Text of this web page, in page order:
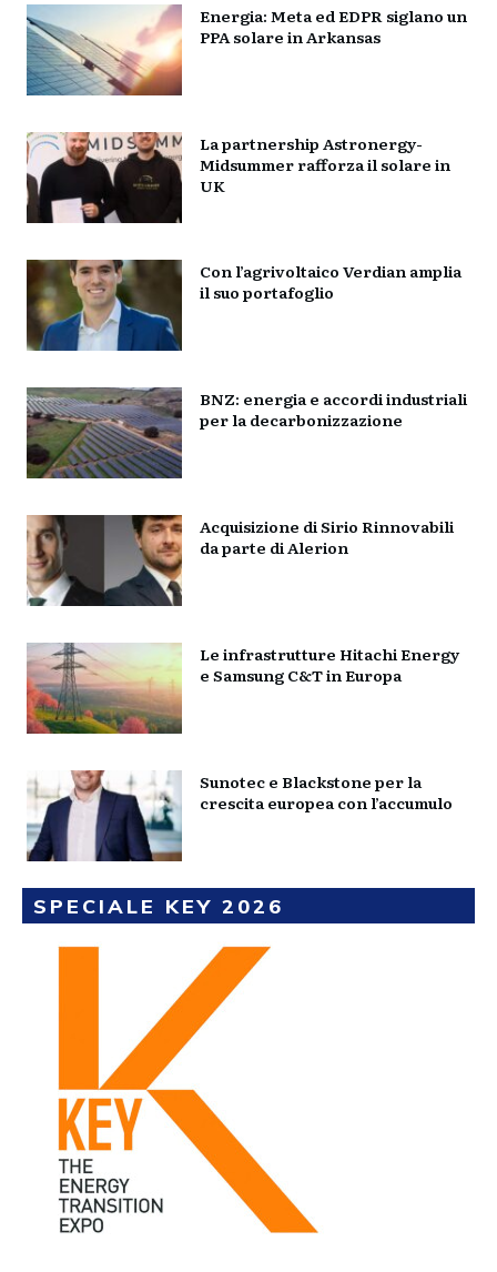
Energia: Meta ed EDPR siglano un
PPA solare in Arkansas
La partnership Astronergy-
Midsummer rafforza il solare in
UK
Con l’agrivoltaico Verdian amplia
il suo portafoglio
BNZ: energia e accordi industriali
per la decarbonizzazione
Acquisizione di Sirio Rinnovabili
da parte di Alerion
Le infrastrutture Hitachi Energy
e Samsung C&T in Europa
Sunotec e Blackstone per la
crescita europea con l’accumulo
SPECIALE KEY 2026